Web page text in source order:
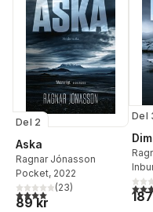
Del 2
Aska
Ragnar Jónasson
Pocket, 2022
4,0utav 5 stjärnor. Totalt antal
(23)
89 kr
Del
4,4